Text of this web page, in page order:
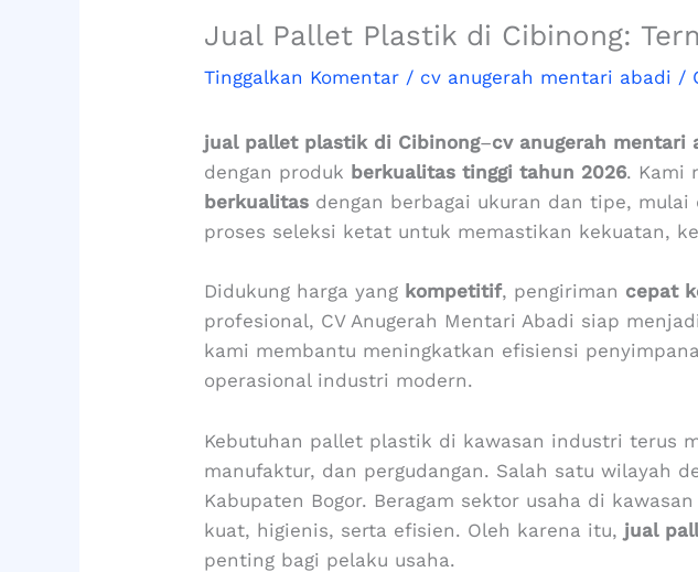
Jual Pallet Plastik di Cibinong:
Tinggalkan Komentar / cv anugerah mentari abadi /
jual pallet plastik di Cibinong–cv anugerah mentari
dengan produk berkualitas tinggi tahun 2026. Kami
berkualitas dengan berbagai ukuran dan tipe,
proses seleksi ketat untuk memastikan kekuatan,
Didukung harga yang kompetitif, pengiriman cepat
profesional, CV Anugerah Mentari Abadi siap menjadi
kami membantu meningkatkan efisiensi
operasional industri modern.
Kebutuhan pallet plastik di kawasan industri terus
manufaktur, dan pergudangan. Salah satu wilayah
Kabupaten Bogor. Beragam sektor usaha di
kuat, higienis, serta efisien. Oleh karena itu, jual
penting bagi pelaku usaha.